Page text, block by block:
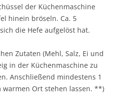
der Küchenmaschine
hinein bröseln. Ca. 5
die Hefe aufgelöst hat.
Zutaten (Mehl, Salz, Ei und
in der Küchenmaschine zu
Anschließend mindestens 1
warmen Ort stehen lassen. **)